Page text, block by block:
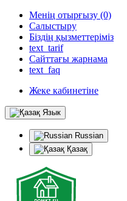
Менің отырғызу (0)
Салыстыру
Біздің қызметтеріміз
text_tarif
Сайттағы жарнама
text_faq
Жеке кабинетіне
Язык
Russian
Қазақ